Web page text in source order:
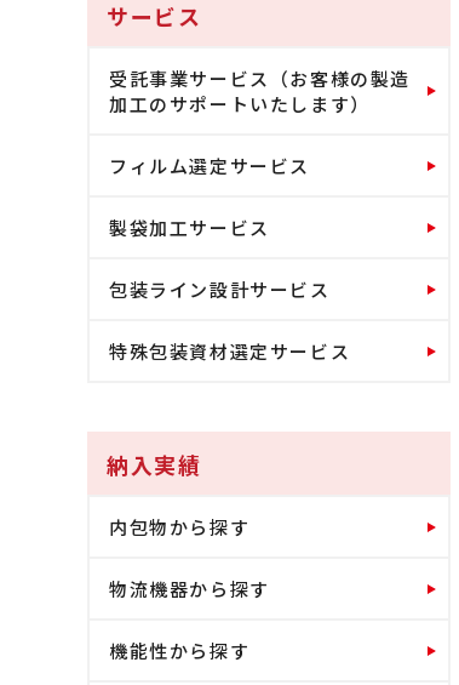
サービス
受託事業サービス（お客様の製造
加工のサポートいたします）
フィルム選定サービス
製袋加工サービス
包装ライン設計サービス
特殊包装資材選定サービス
納入実績
内包物から探す
物流機器から探す
機能性から探す